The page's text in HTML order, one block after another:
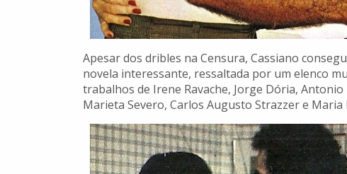
Apesar dos dribles na Censura, Cassiano
novela interessante, ressaltada por um elenco
trabalhos de Irene Ravache, Jorge Dória,
Marieta Severo, Carlos Augusto Strazzer e Maria